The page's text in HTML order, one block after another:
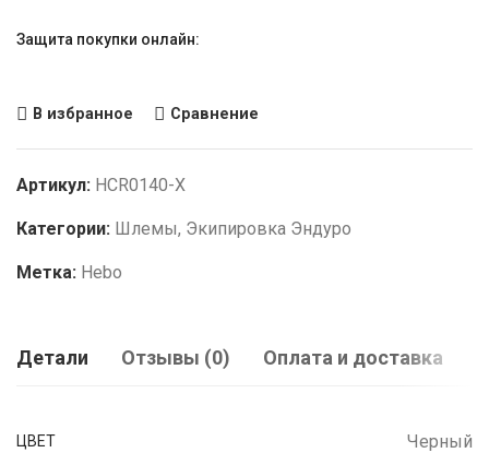
Защита покупки онлайн:
В избранное Сравнение
Артикул: HCR0140-X
Категории: Шлемы, Экипировка Эндуро
Метка: Hebo
Детали Отзывы (0) Оплата и доставка
ЦВЕТ Черный